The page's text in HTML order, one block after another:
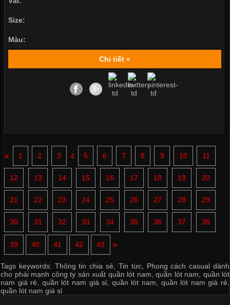
Size:
Màu:
Chi tiết »
« 1 2 3 4 5 6 7 8 9 10 11
12 13 14 15 16 17 18 19 20
21 22 23 24 25 26 27 28 29
30 31 32 33 34 35 36 37 38
39 40 41 42 43 »
Tags keywords: Thông tin chia sẻ Tin tức, Phong cách casual dành
cho phái mạnh công ty sản xuất quần lót nam quần lót nam
quần lót
nam giá rẻ
quần lót nam giá sỉ quần lót nam quần lót nam giá rẻ
quần lót nam giá sỉ